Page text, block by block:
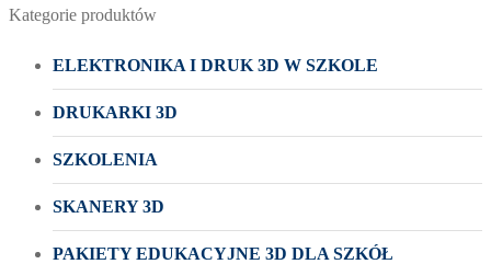
Kategorie produktów
ELEKTRONIKA I DRUK 3D W SZKOLE
DRUKARKI 3D
SZKOLENIA
SKANERY 3D
PAKIETY EDUKACYJNE 3D DLA SZKÓŁ